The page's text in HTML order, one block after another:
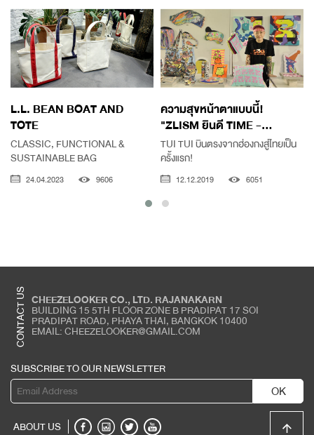
L.L. BEAN BOAT AND
TOTE
CLASSIC, FUNCTIONAL &
SUSTAINABLE BAG
24.04.2023 9606
ความสุขหน้าตาแบบนี้!
"ZLISM ยินดี TIME -...
TUI TUI บินตรงจากฮ่องกงสู่ไทยเป็น
ครั้งแรก!
12.12.2019 6051
CONTACT US CHEEZELOOKER CO., LTD. RAJANAKARN
BUILDING 15 5TH FLOOR ZONE B PRADIPAT 17 SOI
PRADIPAT ROAD, PHAYA THAI, BANGKOK 10400
EMAIL: CHEEZELOOKER@GMAIL.COM
SUBSCRIBE TO OUR NEWSLETTER
OK
ABOUT US